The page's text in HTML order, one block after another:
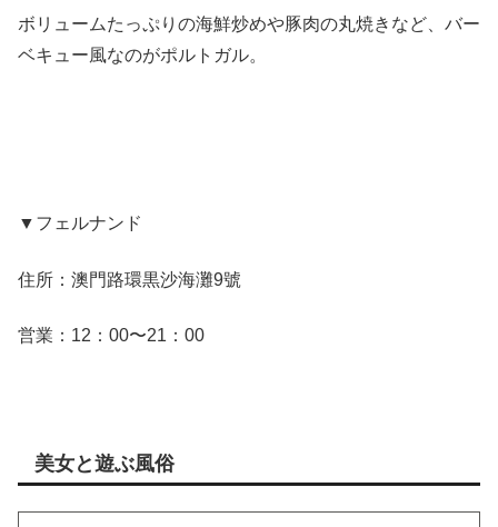
ボリュームたっぷりの海鮮炒めや豚肉の丸焼きなど、バー
ベキュー風なのがポルトガル。
▼フェルナンド
住所：澳門路環黒沙海灘9號
営業：12：00〜21：00
美女と遊ぶ風俗